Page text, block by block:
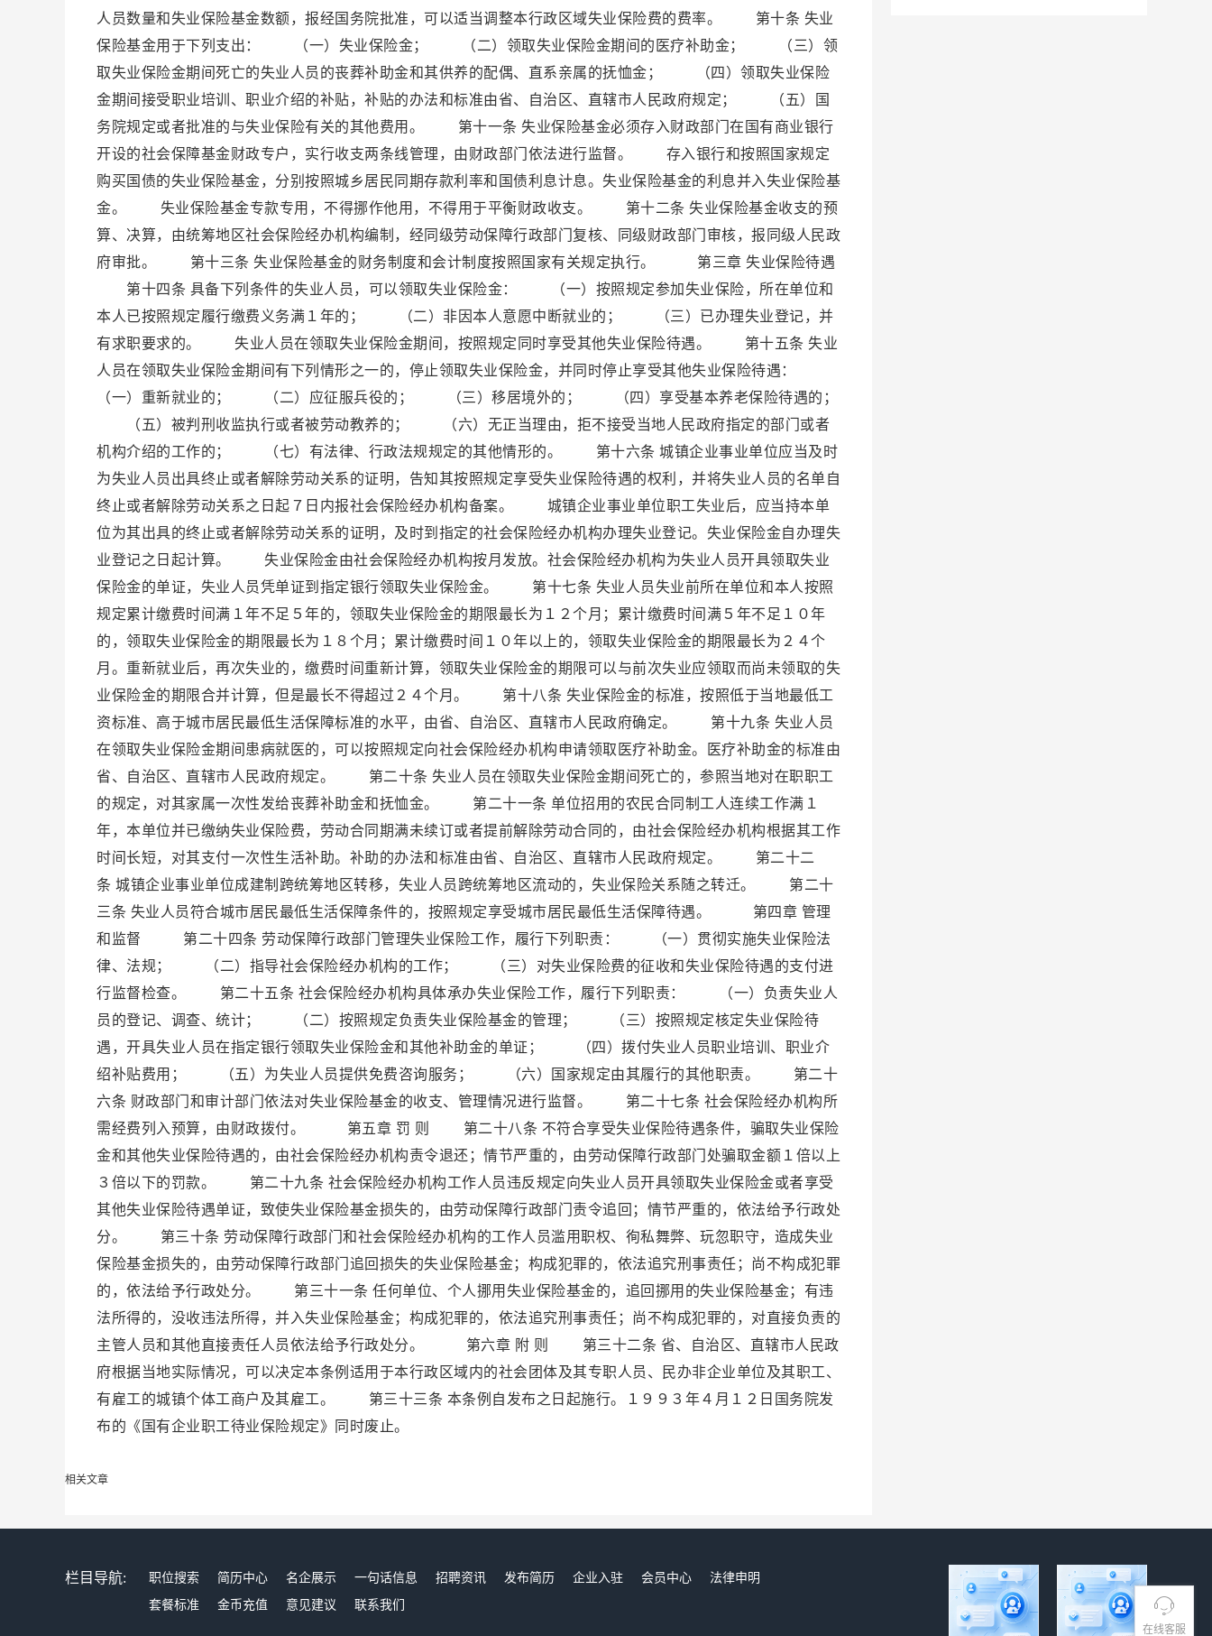
在线客服
人员数量和失业保险基金数额，报经国务院批准，可以适当调整本行政区域失业保险费的费率。 第十条 失业
保险基金用于下列支出： （一）失业保险金； （二）领取失业保险金期间的医疗补助金； （三）领
取失业保险金期间死亡的失业人员的丧葬补助金和其供养的配偶、直系亲属的抚恤金； （四）领取失业保险
金期间接受职业培训、职业介绍的补贴，补贴的办法和标准由省、自治区、直辖市人民政府规定； （五）国
务院规定或者批准的与失业保险有关的其他费用。 第十一条 失业保险基金必须存入财政部门在国有商业银行
开设的社会保障基金财政专户，实行收支两条线管理，由财政部门依法进行监督。 存入银行和按照国家规定
购买国债的失业保险基金，分别按照城乡居民同期存款利率和国债利息计息。失业保险基金的利息并入失业保险基
金。 失业保险基金专款专用，不得挪作他用，不得用于平衡财政收支。 第十二条 失业保险基金收支的预
算、决算，由统筹地区社会保险经办机构编制，经同级劳动保障行政部门复核、同级财政部门审核，报同级人民政
府审批。 第十三条 失业保险基金的财务制度和会计制度按照国家有关规定执行。 第三章 失业保险待遇
第十四条 具备下列条件的失业人员，可以领取失业保险金： （一）按照规定参加失业保险，所在单位和
本人已按照规定履行缴费义务满１年的； （二）非因本人意愿中断就业的； （三）已办理失业登记，并
有求职要求的。 失业人员在领取失业保险金期间，按照规定同时享受其他失业保险待遇。 第十五条 失业
人员在领取失业保险金期间有下列情形之一的，停止领取失业保险金，并同时停止享受其他失业保险待遇：
（一）重新就业的； （二）应征服兵役的； （三）移居境外的； （四）享受基本养老保险待遇的；
（五）被判刑收监执行或者被劳动教养的； （六）无正当理由，拒不接受当地人民政府指定的部门或者
机构介绍的工作的； （七）有法律、行政法规规定的其他情形的。 第十六条 城镇企业事业单位应当及时
为失业人员出具终止或者解除劳动关系的证明，告知其按照规定享受失业保险待遇的权利，并将失业人员的名单自
终止或者解除劳动关系之日起７日内报社会保险经办机构备案。 城镇企业事业单位职工失业后，应当持本单
位为其出具的终止或者解除劳动关系的证明，及时到指定的社会保险经办机构办理失业登记。失业保险金自办理失
业登记之日起计算。 失业保险金由社会保险经办机构按月发放。社会保险经办机构为失业人员开具领取失业
保险金的单证，失业人员凭单证到指定银行领取失业保险金。 第十七条 失业人员失业前所在单位和本人按照
规定累计缴费时间满１年不足５年的，领取失业保险金的期限最长为１２个月；累计缴费时间满５年不足１０年
的，领取失业保险金的期限最长为１８个月；累计缴费时间１０年以上的，领取失业保险金的期限最长为２４个
月。重新就业后，再次失业的，缴费时间重新计算，领取失业保险金的期限可以与前次失业应领取而尚未领取的失
业保险金的期限合并计算，但是最长不得超过２４个月。 第十八条 失业保险金的标准，按照低于当地最低工
资标准、高于城市居民最低生活保障标准的水平，由省、自治区、直辖市人民政府确定。 第十九条 失业人员
在领取失业保险金期间患病就医的，可以按照规定向社会保险经办机构申请领取医疗补助金。医疗补助金的标准由
省、自治区、直辖市人民政府规定。 第二十条 失业人员在领取失业保险金期间死亡的，参照当地对在职职工
的规定，对其家属一次性发给丧葬补助金和抚恤金。 第二十一条 单位招用的农民合同制工人连续工作满１
年，本单位并已缴纳失业保险费，劳动合同期满未续订或者提前解除劳动合同的，由社会保险经办机构根据其工作
时间长短，对其支付一次性生活补助。补助的办法和标准由省、自治区、直辖市人民政府规定。 第二十二
条 城镇企业事业单位成建制跨统筹地区转移，失业人员跨统筹地区流动的，失业保险关系随之转迁。 第二十
三条 失业人员符合城市居民最低生活保障条件的，按照规定享受城市居民最低生活保障待遇。 第四章 管理
和监督 第二十四条 劳动保障行政部门管理失业保险工作，履行下列职责： （一）贯彻实施失业保险法
律、法规； （二）指导社会保险经办机构的工作； （三）对失业保险费的征收和失业保险待遇的支付进
行监督检查。 第二十五条 社会保险经办机构具体承办失业保险工作，履行下列职责： （一）负责失业人
员的登记、调查、统计； （二）按照规定负责失业保险基金的管理； （三）按照规定核定失业保险待
遇，开具失业人员在指定银行领取失业保险金和其他补助金的单证； （四）拨付失业人员职业培训、职业介
绍补贴费用； （五）为失业人员提供免费咨询服务； （六）国家规定由其履行的其他职责。 第二十
六条 财政部门和审计部门依法对失业保险基金的收支、管理情况进行监督。 第二十七条 社会保险经办机构所
需经费列入预算，由财政拨付。 第五章 罚 则 第二十八条 不符合享受失业保险待遇条件，骗取失业保险
金和其他失业保险待遇的，由社会保险经办机构责令退还；情节严重的，由劳动保障行政部门处骗取金额１倍以上
３倍以下的罚款。 第二十九条 社会保险经办机构工作人员违反规定向失业人员开具领取失业保险金或者享受
其他失业保险待遇单证，致使失业保险基金损失的，由劳动保障行政部门责令追回；情节严重的，依法给予行政处
分。 第三十条 劳动保障行政部门和社会保险经办机构的工作人员滥用职权、徇私舞弊、玩忽职守，造成失业
保险基金损失的，由劳动保障行政部门追回损失的失业保险基金；构成犯罪的，依法追究刑事责任；尚不构成犯罪
的，依法给予行政处分。 第三十一条 任何单位、个人挪用失业保险基金的，追回挪用的失业保险基金；有违
法所得的，没收违法所得，并入失业保险基金；构成犯罪的，依法追究刑事责任；尚不构成犯罪的，对直接负责的
主管人员和其他直接责任人员依法给予行政处分。 第六章 附 则 第三十二条 省、自治区、直辖市人民政
府根据当地实际情况，可以决定本条例适用于本行政区域内的社会团体及其专职人员、民办非企业单位及其职工、
有雇工的城镇个体工商户及其雇工。 第三十三条 本条例自发布之日起施行。１９９３年４月１２日国务院发
布的《国有企业职工待业保险规定》同时废止。
相关文章
栏目导航: 职位搜索 简历中心 名企展示 一句话信息 招聘资讯 发布简历 企业入驻 会员中心
法律申明
套餐标准
金币充值 意见建议 联系我们